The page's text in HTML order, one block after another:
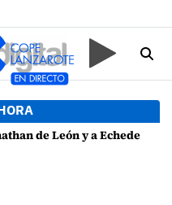
por presuntas anomalías en contratos festivos